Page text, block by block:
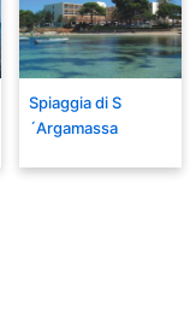
Spiaggia di S
´Argamassa